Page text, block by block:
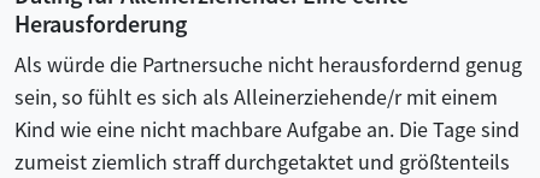
Herausforderung
Als würde die Partnersuche nicht herausfordernd genug
sein, so fühlt es sich als Alleinerziehende/r mit einem
Kind wie eine nicht machbare Aufgabe an. Die Tage sind
zumeist ziemlich straff durchgetaktet und größtenteils